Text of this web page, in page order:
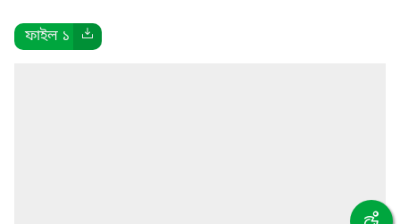
ফাইল ১